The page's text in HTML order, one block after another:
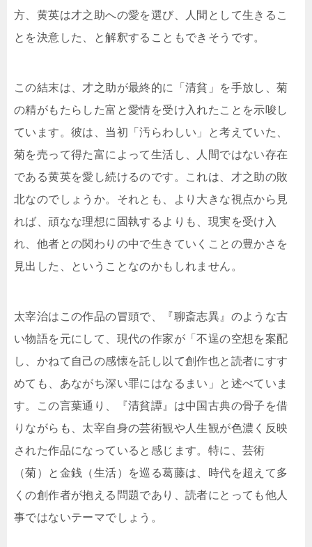
方、黄英は才之助への愛を選び、人間として生きるこ
とを決意した、と解釈することもできそうです。
この結末は、才之助が最終的に「清貧」を手放し、菊
の精がもたらした富と愛情を受け入れたことを示唆し
ています。彼は、当初「汚らわしい」と考えていた、
菊を売って得た富によって生活し、人間ではない存在
である黄英を愛し続けるのです。これは、才之助の敗
北なのでしょうか。それとも、より大きな視点から見
れば、頑なな理想に固執するよりも、現実を受け入
れ、他者との関わりの中で生きていくことの豊かさを
見出した、ということなのかもしれません。
太宰治はこの作品の冒頭で、『聊斎志異』のような古
い物語を元にして、現代の作家が「不逞の空想を案配
し、かねて自己の感懐を託し以て創作也と読者にすす
めても、あながち深い罪にはなるまい」と述べていま
す。この言葉通り、『清貧譚』は中国古典の骨子を借
りながらも、太宰自身の芸術観や人生観が色濃く反映
された作品になっていると感じます。特に、芸術
（菊）と金銭（生活）を巡る葛藤は、時代を超えて多
くの創作者が抱える問題であり、読者にとっても他人
事ではないテーマでしょう。